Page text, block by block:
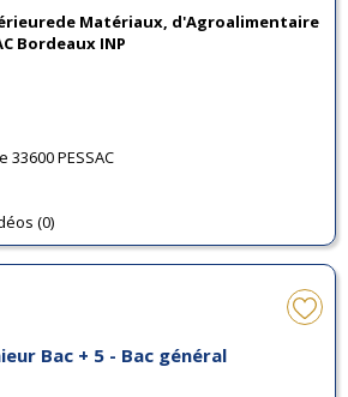
Matériaux, d'Agroalimentaire
Bordeaux INP
PESSAC
(0)
Bac + 5 - Bac général